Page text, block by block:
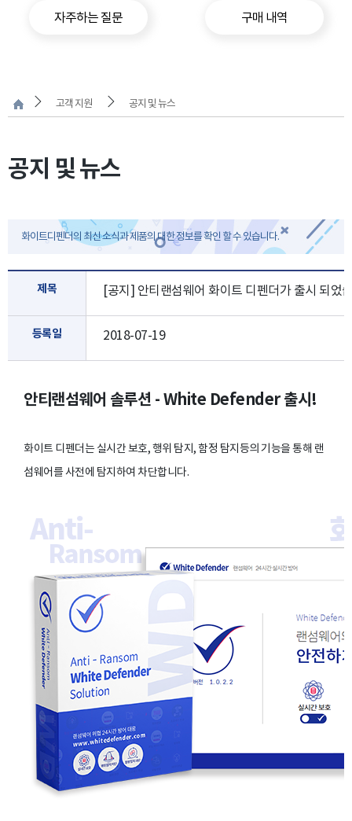
자주하는 질문 구매 내역
고객 지원 공지 및 뉴스
공지 및 뉴스
화이트디펜더의 최신 소식과 제품의 대한 정보를 확인 할 수 있습니다.
제목 [공지] 안티랜섬웨어 화이트 디펜더가 출시 되었
등록일 2018-07-19
안티랜섬웨어 솔루션 - White Defender 출시!
화이트 디펜더는 실시간 보호, 행위 탐지, 함정 탐지등의 기능을 통해 랜
섬웨어를 사전에 탐지하여 차단합니다.